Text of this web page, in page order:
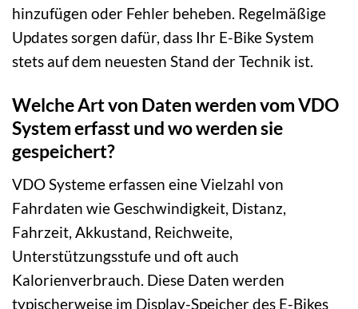
hinzufügen oder Fehler beheben. Regelmäßige
Updates sorgen dafür, dass Ihr E-Bike System
stets auf dem neuesten Stand der Technik ist.
Welche Art von Daten werden vom VDO
System erfasst und wo werden sie
gespeichert?
VDO Systeme erfassen eine Vielzahl von
Fahrdaten wie Geschwindigkeit, Distanz,
Fahrzeit, Akkustand, Reichweite,
Unterstützungsstufe und oft auch
Kalorienverbrauch. Diese Daten werden
typischerweise im Display-Speicher des E-Bikes